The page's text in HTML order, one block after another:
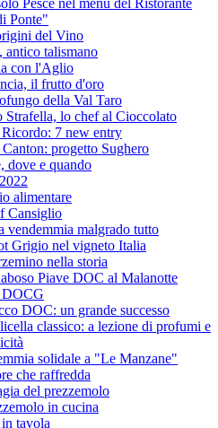
Pesce nel menu del Ristorante
Ponte"
del Vino
antico talismano
con l'Aglio
il frutto d'oro
della Val Taro
Strafella, lo chef al Cioccolato
7 new entry
progetto Sughero
dove e quando
alimentare
Cansiglio
vendemmia malgrado tutto
Grigio nel vigneto Italia
nella storia
Piave DOC al Malanotte
DOCG
DOC: un grande successo
classico: a lezione di profumi e
solidale a "Le Manzane"
che raffredda
del prezzemolo
in cucina
tavola